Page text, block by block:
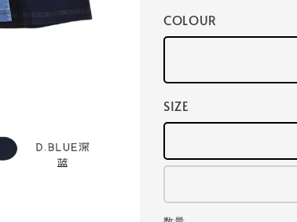
COLOUR
SIZE